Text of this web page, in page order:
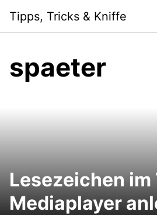
content
Tipps, Tricks & Kniffe
spaeter
Lesezeichen im
Mediaplayer